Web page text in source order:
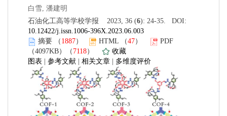
白雪, 潘建明
石油化工高等学校学报 2023, 36 (6): 24-35. DOI:
10.12422/j.issn.1006-396X.2023.06.003
摘要 （ 1887） HTML （47）
PDF
（4097KB）（ 7118）
收藏
图表
参考文献 相关文章 多维度评价